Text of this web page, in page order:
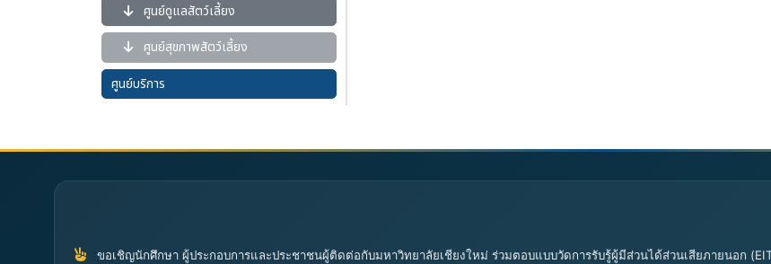
ศูนย์ดูแลสัตว์เลี้ยง
ศูนย์สุขภาพสัตว์เลี้ยง
ศูนย์บริการ
ขอเชิญนักศึกษา ผู้ประกอบการและประชาชนผู้ติดต่อกับมหาวิทยาลัยเชียงใหม่ ร่วมตอบแบบวัดการรับรู้ผู้มีส่วนได้ส่วนเสียภายนอก